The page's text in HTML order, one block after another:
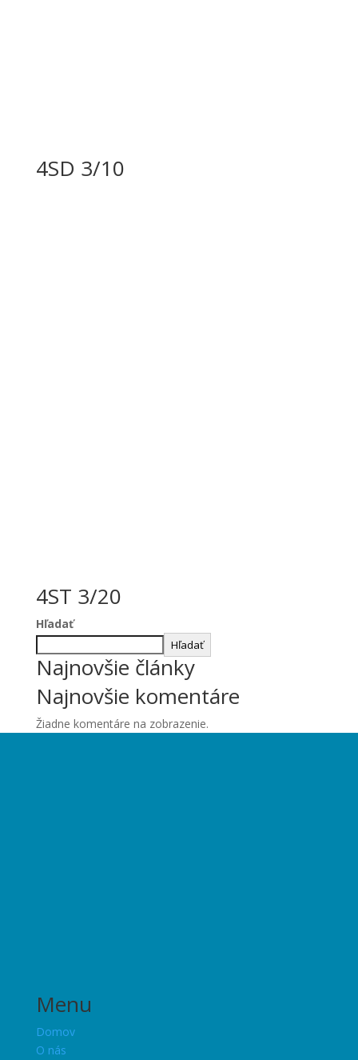
4SD 3/10
4ST 3/20
Hľadať
Hľadať
Najnovšie články
Najnovšie komentáre
Žiadne komentáre na zobrazenie.
Menu
Domov
O nás